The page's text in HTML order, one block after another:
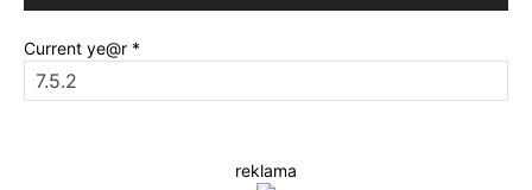
Current ye@r *
reklama